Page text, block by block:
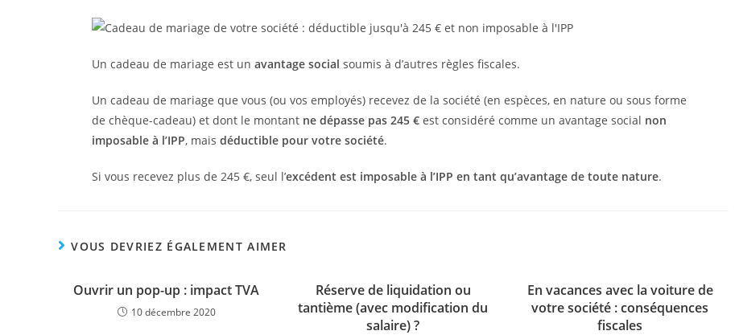
Un cadeau de mariage est un avantage social soumis à d’autres règles fiscales.
Un cadeau de mariage que vous (ou vos employés) recevez de la société (en espèces, en nature ou sous forme
de chèque-cadeau) et dont le montant ne dépasse pas 245 €est considéré comme un avantage social non
imposable à l’IPP, mais déductible pour votre société.
Si vous recevez plus de 245 €, seul l’excédent est imposable à l’IPP en tant qu’avantage de toute nature.
VOUS DEVRIEZ ÉGALEMENT AIMER
Ouvrir un pop-up : impact TVA
10 décembre 2020
Réserve de liquidation ou
tantième (avec modification du
salaire) ?
En vacances avec la voiture de
votre société : conséquences
fiscales